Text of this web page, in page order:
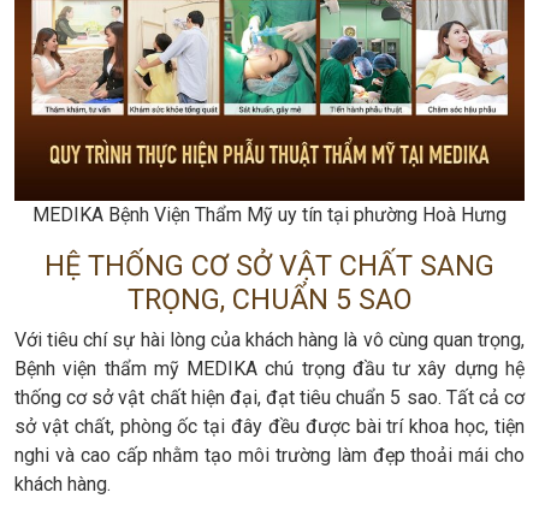
MEDIKA Bệnh Viện Thẩm Mỹ uy tín tại phường Hoà Hưng
HỆ THỐNG CƠ SỞ VẬT CHẤT SANG
TRỌNG, CHUẨN 5 SAO
Với tiêu chí sự hài lòng của khách hàng là vô cùng quan trọng,
Bệnh viện thẩm mỹ MEDIKA chú trọng đầu tư xây dựng hệ
thống cơ sở vật chất hiện đại, đạt tiêu chuẩn 5 sao. Tất cả cơ
sở vật chất, phòng ốc tại đây đều được bài trí khoa học, tiện
nghi và cao cấp nhằm tạo môi trường làm đẹp thoải mái cho
khách hàng.